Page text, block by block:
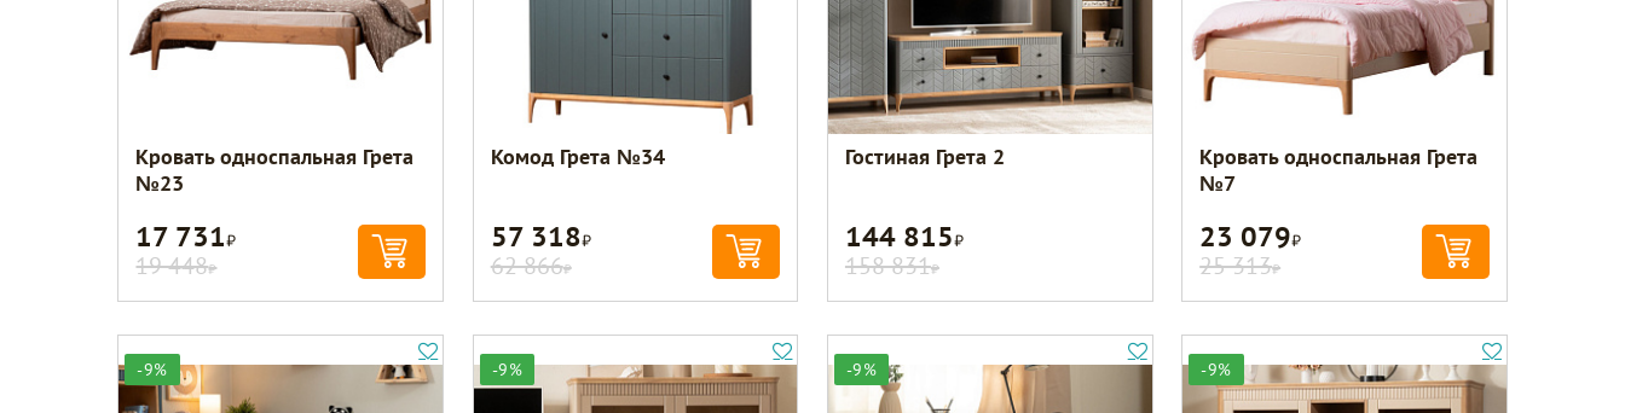
Кровать односпальная Грета
№23
17 731Р
19 448Р
Комод Грета №34
57 318Р
62 866Р
Гостиная Грета 2
144 815Р
158 831Р
Кровать односпальная Грета
№7
23 079Р
25 313Р
-9% -9% -9% -9%